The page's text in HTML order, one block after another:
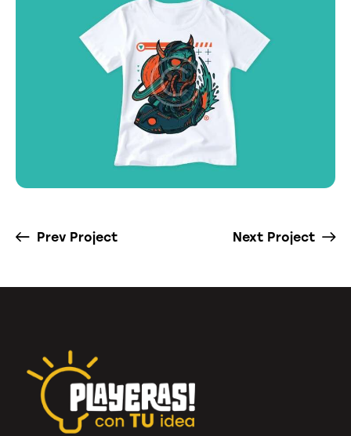
Prev Project Next Project